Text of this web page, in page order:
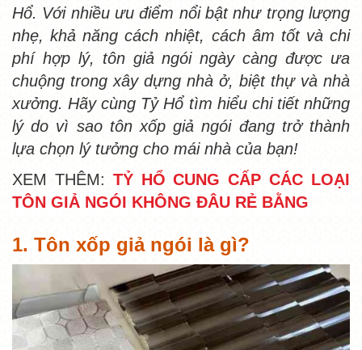
Hổ. Với nhiều ưu điểm nổi bật như trọng lượng
nhẹ, khả năng cách nhiệt, cách âm tốt và chi
phí hợp lý, tôn giả ngói ngày càng được ưa
chuộng trong xây dựng nhà ở, biệt thự và nhà
xưởng. Hãy cùng Tỷ Hổ tìm hiểu chi tiết những
lý do vì sao tôn xốp giả ngói đang trở thành
lựa chọn lý tưởng cho mái nhà của bạn!
XEM THÊM: TỶ HỔ CUNG CẤP CÁC LOẠI
TÔN GIẢ NGÓI KHÔNG ĐÂU RẺ BẰNG
1. Tôn xốp giả ngói là gì?